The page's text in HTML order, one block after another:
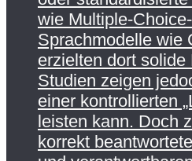
wie Multiple-
Sprachmodelle wie
erzielten dort
Studien zeigen
einer kontrollierten
leisten kann. Doch
korrekt